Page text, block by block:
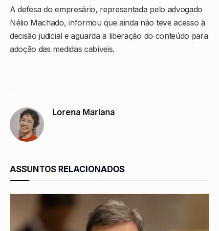
A defesa do empresário, representada pelo advogado
Nélio Machado, informou que ainda não teve acesso à
decisão judicial e aguarda a liberação do conteúdo para
adoção das medidas cabíveis.
Lorena Mariana
ASSUNTOS RELACIONADOS